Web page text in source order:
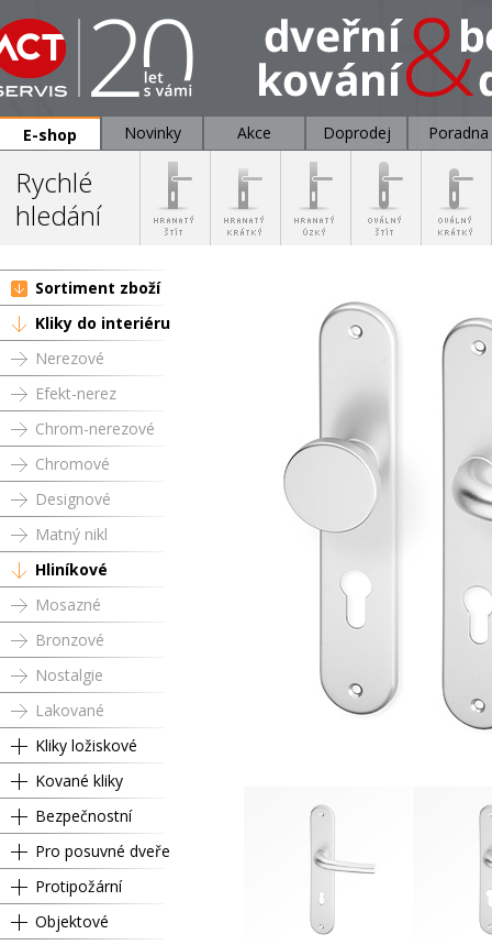
E-shop Novinky Akce Doprodej Poradna
Rychlé
hledání
Sortiment zboží
Kliky do interiéru
Nerezové
Efekt-nerez
Chrom-nerezové
Chromové
Designové
Matný nikl
Hliníkové
Mosazné
Bronzové
Nostalgie
Lakované
Kliky ložiskové
Kované kliky
Bezpečnostní
Pro posuvné dveře
Protipožární
Objektové